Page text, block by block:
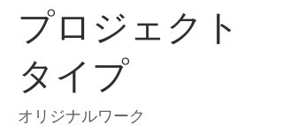
プロジェクト
タイプ
オリジナルワーク